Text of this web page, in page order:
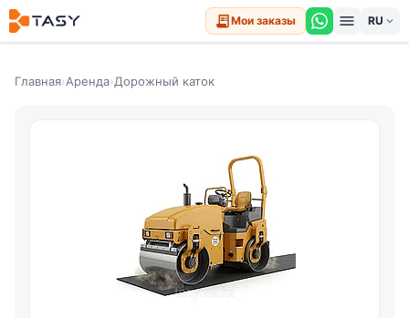
receipt_longМои заказы menu expand_more
Главная›Аренда›Дорожный каток